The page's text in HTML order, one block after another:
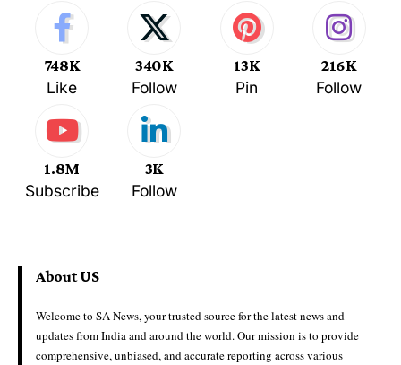
748K
Like
340K
Follow
13K
Pin
216K
Follow
1.8M
Subscribe
3K
Follow
About US
Welcome to SA News, your trusted source for the latest news and
updates from India and around the world. Our mission is to provide
comprehensive, unbiased, and accurate reporting across various